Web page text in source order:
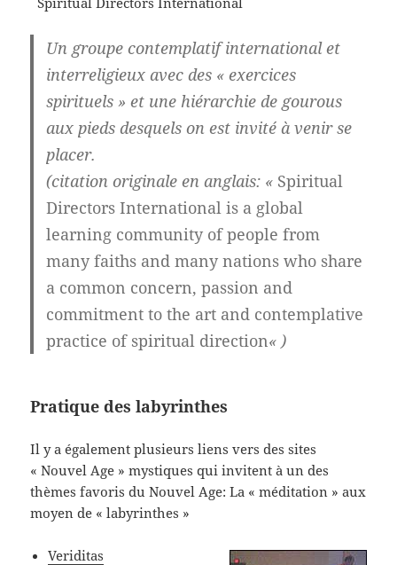
Un groupe contemplatif international et
interreligieux avec des « exercices
spirituels » et une hiérarchie de gourous
aux pieds desquels on est invité à venir se
placer.
(citation originale en anglais: « Spiritual
Directors International is a global
learning community of people from
many faiths and many nations who share
a common concern, passion and
commitment to the art and contemplative
practice of spiritual direction« )
Pratique des labyrinthes
Il y a également plusieurs liens vers des sites
« Nouvel Age » mystiques qui invitent à un des
thèmes favoris du Nouvel Age: La « méditation » aux
moyen de « labyrinthes »
Veriditas